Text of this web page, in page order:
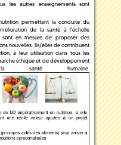
les autres enseignements sont
permettant la conduite du
de la santé à l'échelle
en mesure de proposer des
nouvelles. Ils/elles de contribuent
à leur utilisation dans tous les
éthique et de développement
santé humaine.